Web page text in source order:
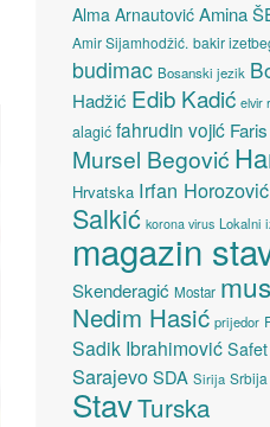
Alma Arnautović Amina
Amir Sijamhodžić. bakir
budimac Bosanski jezik
Hadžić Edib Kadić elvir
alagić fahrudin vojić
Mursel Begović
Hrvatska Irfan Horozović
Salkić korona virus Lokalni
magazin
Skenderagić Mostar
Nedim Hasić prijedor
Sadik Ibrahimović
SarajevoSDA Sirija Srbija
StavTurska